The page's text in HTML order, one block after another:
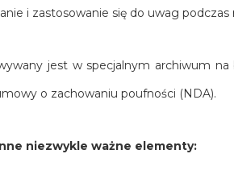
i zastosowanie się do uwag
jest w specjalnym archiwum
o zachowaniu poufności (NDA).
niezwykle ważne elementy: